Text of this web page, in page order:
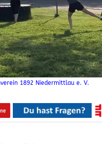
1892 Niedermittlau e. V.